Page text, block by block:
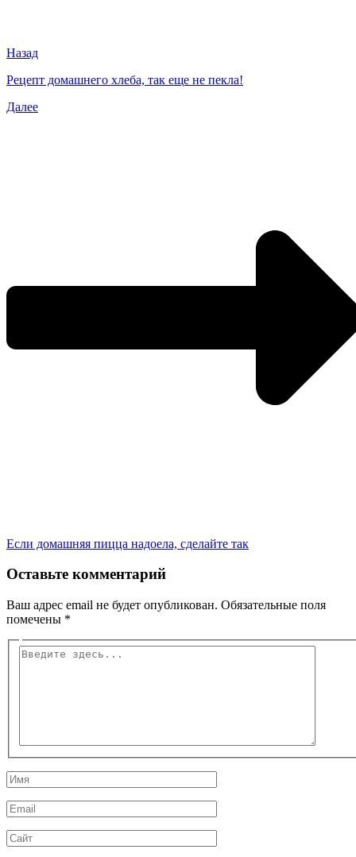
Назад
Рецепт домашнего хлеба, так еще не пекла!
Далее
Если домашняя пицца надоела, сделайте так
Оставьте комментарий
Ваш адрес email не будет опубликован. Обязательные поля
помечены *
Введите
Имя
Email
Сайт